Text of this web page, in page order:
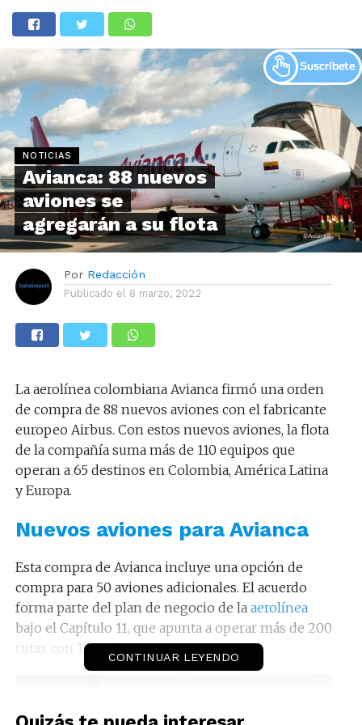
NOTICIAS
Avianca: 88 nuevos
aviones se
agregarán a su flota
Por Redacción
Publicado el 8 marzo, 2022
La aerolínea colombiana Avianca firmó una orden
de compra de 88 nuevos aviones con el fabricante
europeo Airbus. Con estos nuevos aviones, la flota
de la compañía suma más de 110 equipos que
operan a 65 destinos en Colombia, América Latina
y Europa.
Nuevos aviones para Avianca
Esta compra de Avianca incluye una opción de
compra para 50 aviones adicionales. El acuerdo
forma parte del plan de negocio de la aerolínea
bajo el Capítulo 11, que apunta a operar más de 200
rutas con 130 aviones para 2025.
CONTINUAR LEYENDO